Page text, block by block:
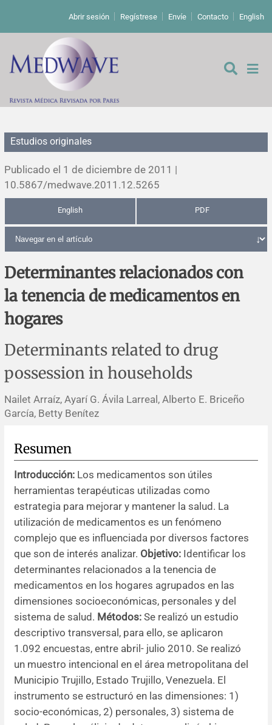
Abrir sesión Regístrese Envíe Contacto English
De los editores
Editoriales
Comentarios
Cartas a los editores
Errata y notas de reserva
Impressum
Estudios originales
Estudios cualitativos
Revisiones sistemáticas
Evaluaciones económicas
Análisis
Revisiones clínicas
Notas metodológicas
Comunicaciones breves
Notas históricas y reseñas
Ensayos
Notas técnicas
Práctica clínica
Descripción
Política de cobros
Políticas editoriales
Patrocinadores y financiamiento
Editores
Comité editorial
Resúmenes de congresos
Noticias
Estudios originales
Publicado el 1 de diciembre de 2011 |
10.5867/medwave.2011.12.5265
English PDF
Determinantes relacionados con
la tenencia de medicamentos en
hogares
Determinants related to drug
possession in households
Nailet Arraíz, Ayarí G. Ávila Larreal, Alberto E. Briceño
García, Betty Benítez
Resumen
Introducción: Los medicamentos son útiles
herramientas terapéuticas utilizadas como
estrategia para mejorar y mantener la salud. La
utilización de medicamentos es un fenómeno
complejo que es influenciada por diversos factores
que son de interés analizar. Objetivo: Identificar los
determinantes relacionados a la tenencia de
medicamentos en los hogares agrupados en las
dimensiones socioeconómicas, personales y del
sistema de salud. Métodos: Se realizó un estudio
descriptivo transversal, para ello, se aplicaron
1.092 encuestas, entre abril- julio 2010. Se realizó
un muestro intencional en el área metropolitana del
Municipio Trujillo, Estado Trujillo, Venezuela. El
instrumento se estructuró en las dimensiones: 1)
socio-económicas, 2) personales, 3) sistema de